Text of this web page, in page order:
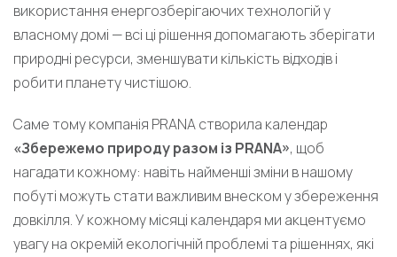
використання енергозберігаючих технологій у
власному домі — всі ці рішення допомагають зберігати
природні ресурси, зменшувати кількість відходів і
робити планету чистішою.
Саме тому компанія PRANA створила календар
«Збережемо природу разом із PRANA», щоб
нагадати кожному: навіть найменші зміни в нашому
побуті можуть стати важливим внеском у збереження
довкілля. У кожному місяці календаря ми акцентуємо
увагу на окремій екологічній проблемі та рішеннях, які